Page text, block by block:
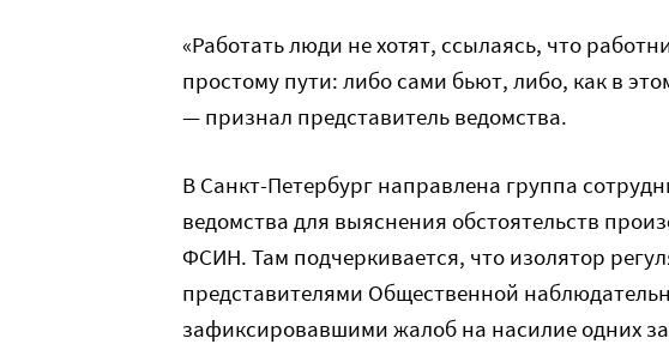
«Работать люди не хотят, ссылаясь, что
простому пути: либо сами бьют, либо, как в
— признал представитель ведомства.
В Санкт-Петербург направлена группа
ведомства для выяснения обстоятельств
ФСИН. Там подчеркивается, что изолятор
представителями Общественной
зафиксировавшими жалоб на насилие одних